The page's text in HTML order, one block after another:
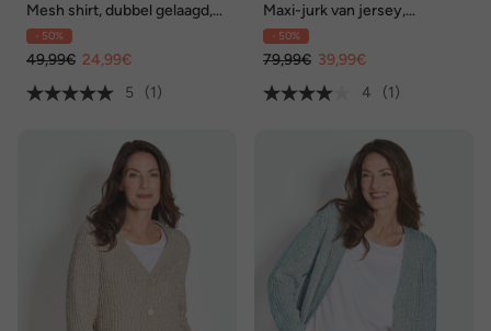
Mesh shirt, dubbel gelaagd,
A-lijn, opstaande kraag, 3/4-
mouw
- 50%
49,99€ 24,99€
5
(1)
Maxi-jurk van jersey,
bloemen, vierkante halslijn,
3/4-mouwen
- 50%
79,99€ 39,99€
4
(1)